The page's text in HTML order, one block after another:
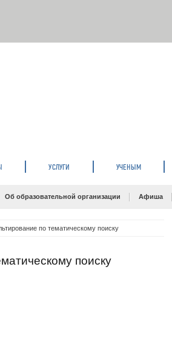
УСЛУГИ УЧЕНЫМ
Об образовательной организации Афиша
по тематическому поиску
поиску